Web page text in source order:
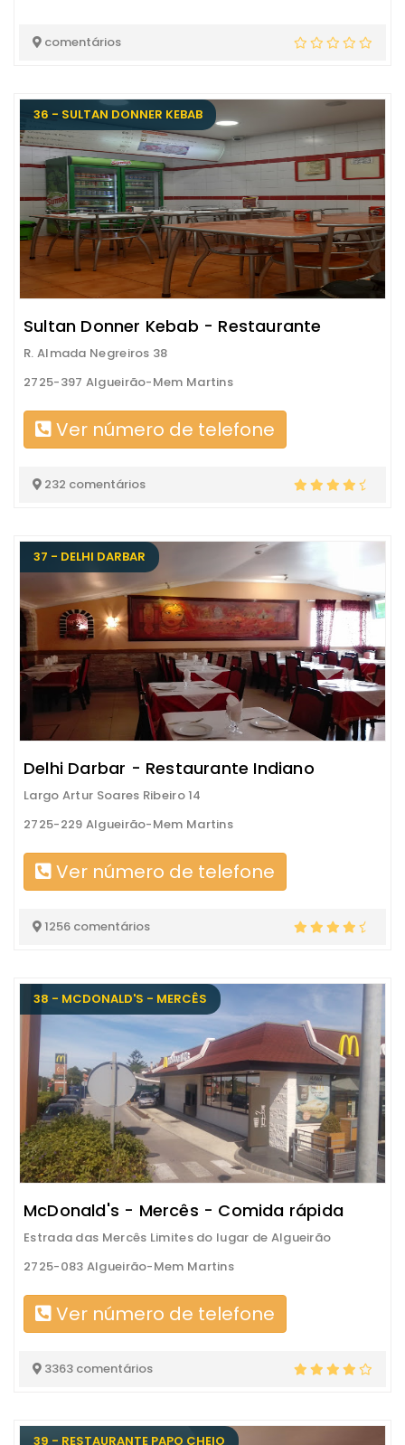
comentários
36 - SULTAN DONNER KEBAB
Sultan Donner Kebab - Restaurante
R. Almada Negreiros 38
2725-397 Algueirão-Mem Martins
Ver número de telefone
232 comentários
37 - DELHI DARBAR
Delhi Darbar - Restaurante Indiano
Largo Artur Soares Ribeiro 14
2725-229 Algueirão-Mem Martins
Ver número de telefone
1256 comentários
38 - MCDONALD'S - MERCÊS
McDonald's - Mercês - Comida rápida
Estrada das Mercês Limites do lugar de Algueirão
2725-083 Algueirão-Mem Martins
Ver número de telefone
3363 comentários
39 - RESTAURANTE PAPO CHEIO